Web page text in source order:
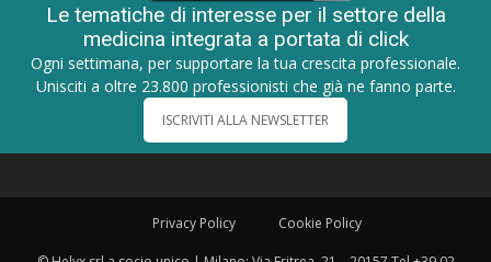
Le tematiche di interesse per il settore della
medicina integrata a portata di click
Ogni settimana, per supportare la tua crescita professionale.
Unisciti a oltre 23.800 professionisti che già ne fanno parte.
ISCRIVITI ALLA NEWSLETTER
Privacy Policy Cookie Policy